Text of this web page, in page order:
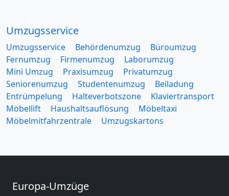
Umzugsservice
Umzugsservice Behördenumzug
Büroumzug
Fernumzug
Firmenumzug
Laborumzug
Mini Umzug
Praxisumzug
Privatumzug
Seniorenumzug
Studentenumzug
Beiladung
Entrümpelung
Halteverbotszone
Klaviertransport
Möbellift
Haushaltsauflösung
Möbeltaxi
Möbelmitfahrzentrale
Umzugskartons
Europa-Umzüge